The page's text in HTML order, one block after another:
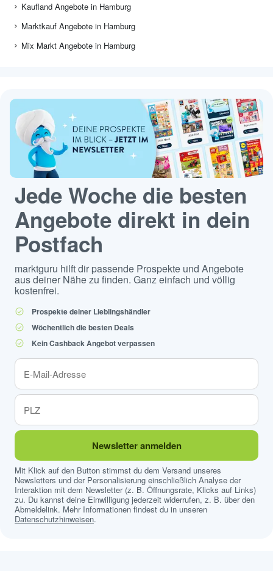
Kaufland Angebote in Hamburg
Marktkauf Angebote in Hamburg
Mix Markt Angebote in Hamburg
Jede Woche die besten
Angebote direkt in dein
Postfach
marktguru hilft dir passende Prospekte und Angebote
aus deiner Nähe zu finden. Ganz einfach und völlig
kostenfrei.
Prospekte deiner Lieblingshändler
Wöchentlich die besten Deals
Kein Cashback Angebot verpassen
Newsletter anmelden
Mit Klick auf den Button stimmst du dem Versand unseres
Newsletters und der Personalisierung einschließlich Analyse der
Interaktion mit dem Newsletter (z. B. Öffnungsrate, Klicks auf Links)
zu. Du kannst deine Einwilligung jederzeit widerrufen, z. B. über den
Abmeldelink. Mehr Informationen findest du in unseren
Datenschutzhinweisen.